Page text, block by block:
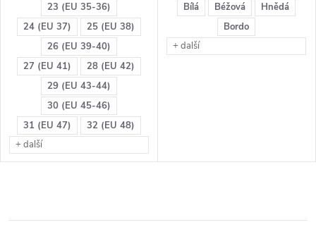
23 (EU 35-36)
24 (EU 37)
25 (EU 38)
26 (EU 39-40)
27 (EU 41)
28 (EU 42)
29 (EU 43-44)
30 (EU 45-46)
31 (EU 47)
32 (EU 48)
+ další
Bílá Béžová
Hnědá
Bordo
+ další